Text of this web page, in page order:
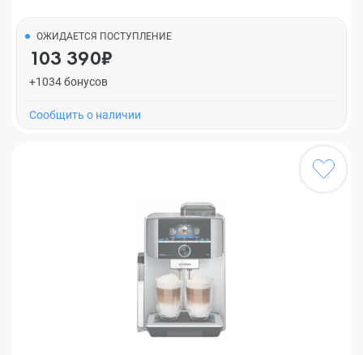
ОЖИДАЕТСЯ ПОСТУПЛЕНИЕ
103 390₽
+1034 бонусов
Cообщить о наличии